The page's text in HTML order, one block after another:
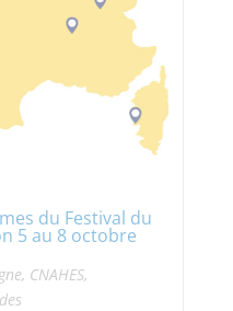
du Festival du
5 au 8 octobre
, CNAHES,